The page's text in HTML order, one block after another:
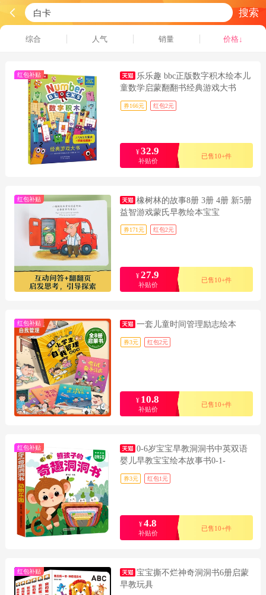
搜索
综合 人气 销量 价格↓
红包补贴
乐乐趣 bbc正版数字积木绘本儿
童数学启蒙翻翻书经典游戏大书
券166元 红包2元
¥ 32.9
补贴价
已售10+件
红包补贴
橡树林的故事8册 3册 4册 新5册
益智游戏蒙氏早教绘本宝宝
券171元 红包2元
¥ 27.9
补贴价
已售10+件
红包补贴 一套儿童时间管理励志绘本
券3元 红包2元
¥ 10.8
补贴价
已售10+件
红包补贴
0-6岁宝宝早教洞洞书中英双语
婴儿早教宝宝绘本故事书0-1-
券3元 红包1元
¥4.8
补贴价
已售10+件
红包补贴
宝宝撕不烂神奇洞洞书6册启蒙
早教玩具